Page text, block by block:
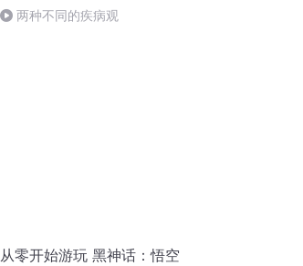
两种不同的疾病观
从零开始游玩 黑神话：悟空